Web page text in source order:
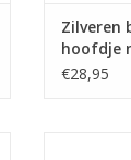
Zilveren
hoofdje
€28,95